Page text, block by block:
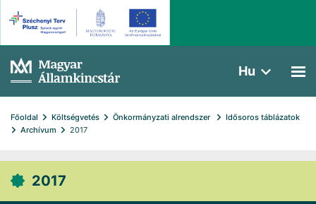
Hu
Főoldal Költségvetés Önkormányzati alrendszer
Idősoros táblázatok
Archívum
2017
2017